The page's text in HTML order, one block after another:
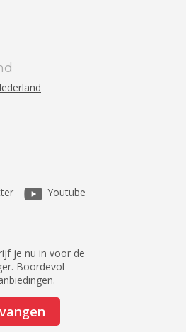
Youtube
je nu in voor de
Boordevol